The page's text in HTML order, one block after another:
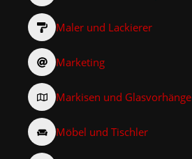
Maler und Lackierer
Marketing
Markisen und Glasvorhänge
Möbel und Tischler